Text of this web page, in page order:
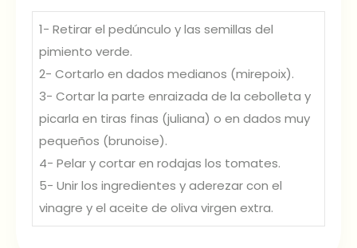
1- Retirar el pedúnculo y las semillas del
pimiento verde.
2- Cortarlo en dados medianos (mirepoix).
3- Cortar la parte enraizada de la cebolleta y
picarla en tiras finas (juliana) o en dados muy
pequeños (brunoise).
4- Pelar y cortar en rodajas los tomates.
5- Unir los ingredientes y aderezar con el
vinagre y el aceite de oliva virgen extra.